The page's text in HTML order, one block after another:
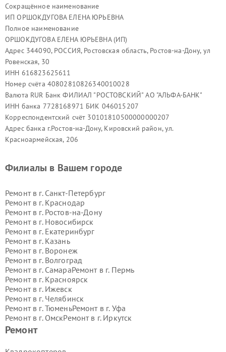
Сокращённое наименование
ИП ОРШОКДУГОВА ЕЛЕНА ЮРЬЕВНА
Полное наименование
ОРШОКДУГОВА ЕЛЕНА ЮРЬЕВНА (ИП)
Адрес 344090, РОССИЯ, Ростовская область, Ростов-на-Дону, ул
Ровенская, 30
ИНН 616823625611
Номер счёта 40802810826340010028
Валюта RUR Банк ФИЛИАЛ "РОСТОВСКИЙ" АО "АЛЬФА-БАНК"
ИНН банка 7728168971 БИК 046015207
Корреспондентский счёт 30101810500000000207
Адрес банка г.Ростов-на-Дону, Кировский район, ул.
Красноармейская, 206
Ремонт
Филиалы в Вашем городе
Ремонт в г. Санкт-Петербург
Ремонт в г. Краснодар
Ремонт в г. Ростов-на-Дону
Ремонт в г. Новосибирск
Ремонт в г. Екатеринбург
Ремонт в г. Казань
Ремонт в г. Воронеж
Ремонт в г. Волгоград
Ремонт в г. СамараРемонт в г. Пермь
Ремонт в г. Красноярск
Ремонт в г. Ижевск
Ремонт в г. Челябинск
Ремонт в г.ТюменьРемонт в г. Уфа
Ремонт в г. ОмскРемонт в г. Иркутск
Ремонт в г.
Ремонт в г.